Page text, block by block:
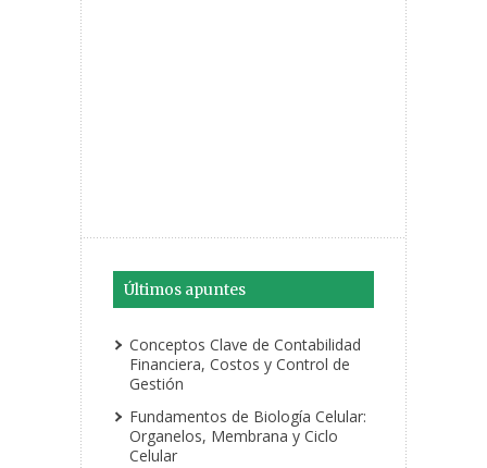
Últimos apuntes
Conceptos Clave de Contabilidad
Financiera, Costos y Control de
Gestión
Fundamentos de Biología Celular:
Organelos, Membrana y Ciclo
Celular